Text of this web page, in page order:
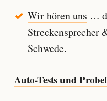
Wir hören uns …
Streckensprecher
Schwede.
Auto-Tests und